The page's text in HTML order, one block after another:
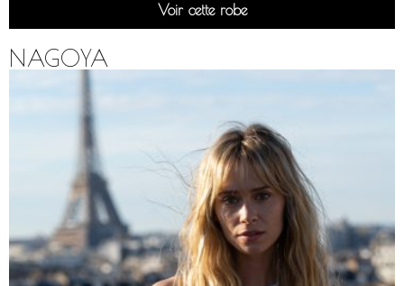
Voir cette robe
NAGOYA